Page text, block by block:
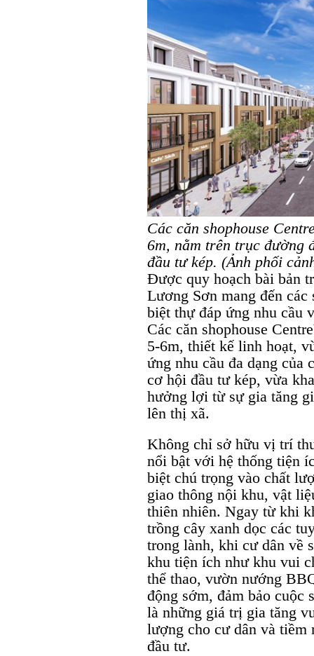
Các căn shophouse
6m, nằm trên trục đường
đầu tư kép. (Ảnh phối
Được quy hoạch bài bản
Lương Sơn mang đến các
biệt thự đáp ứng nhu cầu
Các căn shophouse
5-6m, thiết kế linh hoạt,
ứng nhu cầu đa dạng của
cơ hội đầu tư kép, vừa
hưởng lợi từ sự gia tăng
lên thị xã.
Không chỉ sở hữu vị trí
nổi bật với hệ thống tiện
biệt chú trọng vào chất
giao thông nội khu, vật
thiên nhiên. Ngay từ khi
trồng cây xanh dọc các
trong lành, khi cư dân về
khu tiện ích như khu vui
thể thao, vườn nướng
động sớm, đảm bảo cuộc
là những giá trị gia tăng
lượng cho cư dân và tiềm
đầu tư.